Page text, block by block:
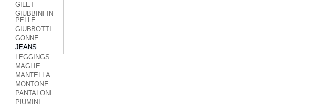
GILET
GIUBBINI IN
PELLE
GIUBBOTTI
GONNE
JEANS
LEGGINGS
MAGLIE
MANTELLA
MONTONE
PANTALONI
PIUMINI